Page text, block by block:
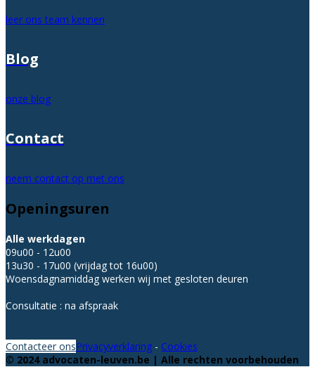
leer ons team kennen
Blog
onze blog
Contact
neem contact op met ons
Openingsuren
Alle werkdagen
09u00 - 12u00
13u30 - 17u00 (vrijdag tot 16u00)
Woensdagnamiddag werken wij met gesloten deuren
Consultatie : na afspraak
Contacteer onsPrivacyverklaring - Cookies
© 2024 advocaten-leuven.be | Alle rechten voorbehouden